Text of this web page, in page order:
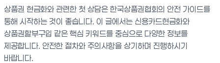
상품권 현금화와 관련한 첫 상담은 한국상품권협회의 안전 가이드를
통해 시작하는 것이 좋습니다. 이 글에서는 신용카드현금화와
상품권할부구입 같은 핵심 키워드를 중심으로 다양한 정보를
제공합니다. 안전한 절차와 주의사항을 상기하며 진행하시기
바랍니다.